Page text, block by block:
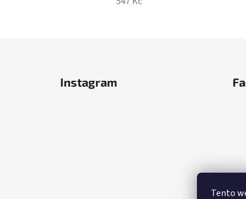
Tento
Instagram